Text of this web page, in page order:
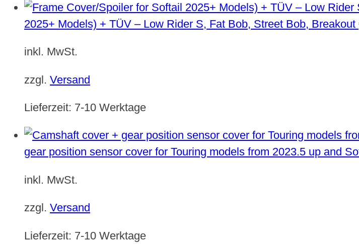
2025+ Models) + TÜV – Low Rider S, Fat Bob, Street Bob, Breakout
inkl. MwSt.
zzgl. Versand
Lieferzeit: 7-10 Werktage
gear position sensor cover for Touring models from 2023.5 up and
inkl. MwSt.
zzgl. Versand
Lieferzeit: 7-10 Werktage